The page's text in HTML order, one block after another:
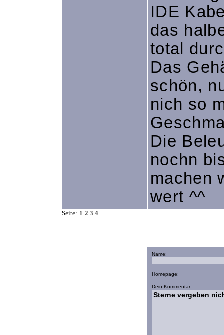
IDE
das
total
Das
schön,
nich so
Die
nochn
machen
wert ^^
Seite: 1 2 3 4
Name:
Homepage:
Dein Kommentar: